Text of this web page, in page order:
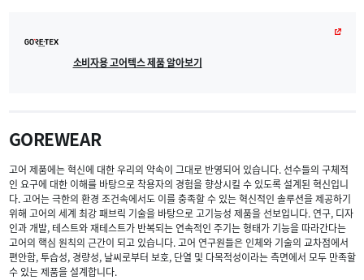
소비자용 고어텍스 제품 알아보기
GOREWEAR
고어 제품에는 혁신에 대한 우리의 약속이 그대로 반영되어 있습니다. 선수들의 구체적
인 요구에 대한 이해를 바탕으로 착용자의 경험을 향상시킬 수 있도록 설계된 혁신입니
다. 고어는 극한의 환경 조건속에서도 이를 충족할 수 있는 혁신적인 솔루션을 제공하기
위해 고어의 세계 최강 패브릭 기술을 바탕으로 고기능성 제품을 선보입니다. 연구, 디자
인과 개발, 테스트와 재테스트가 반복되는 연속적인 주기는 형태가 기능을 따라간다는
고어의 핵심 원칙의 근간이 되고 있습니다. 고어 연구원들은 인체와 기술의 교차점에서
편안함, 투습성, 경량성, 날씨로부터 보호, 단열 및 다목적성이라는 측면에서 모두 만족할
수 있는 제품을 설계합니다.